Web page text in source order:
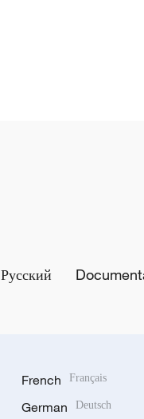
Русский
French Français
German Deutsch